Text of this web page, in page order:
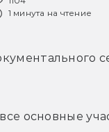
1 минута на чтение
основные